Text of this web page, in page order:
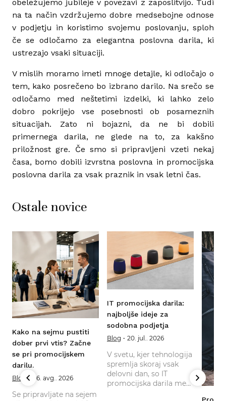
obeležujemo jubileje v povezavi z zaposlitvijo. Tudi
na ta način vzdržujemo dobre medsebojne odnose
v podjetju in koristimo svojemu poslovanju, sploh
če se odločamo za elegantna poslovna darila, ki
ustrezajo vsaki situaciji.
V mislih moramo imeti mnoge detajle, ki odločajo o
tem, kako posrečeno bo izbrano darilo. Na srečo se
odločamo med neštetimi izdelki, ki lahko zelo
dobro pokrijejo vse posebnosti ob posameznih
situacijah. Zato ni bojazni, da ne bi dobili
primernega darila, ne glede na to, za kakšno
priložnost gre. Če smo si pripravljeni vzeti nekaj
časa, bomo dobili izvrstna poslovna in promocijska
poslovna darila za vsak praznik in vsak letni čas.
Ostale novice
Kako na sejmu pustiti
dober prvi vtis? Začne
se pri promocijskem
darilu.
Blog 06. avg.. 2026
Se pripravljate na sejem
IT promocijska darila:
najboljše ideje za
sodobna podjetja
Blog 20. jul.. 2026
V svetu, kjer tehnologija
spremlja skoraj vsak
delovni dan, so IT
promocijska darila med